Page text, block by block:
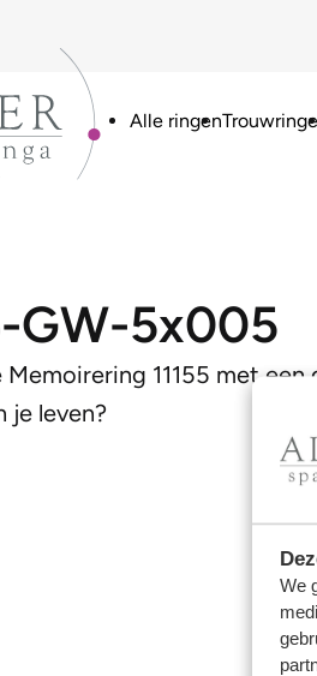
We
Alle ringen
GW-5x005
Memoirering 11155 met
je leven?